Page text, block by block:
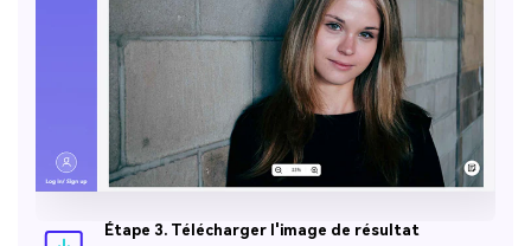
Étape 3. Télécharger l'image de résultat